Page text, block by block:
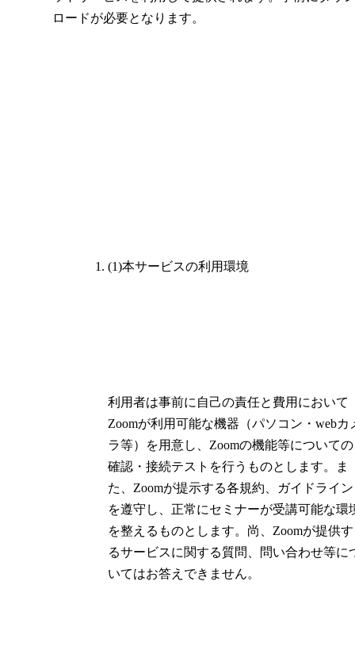
ロードが必要となります。
(1)本サービスの利用環境
利用者は事前に自己の責任と費用において
Zoomが利用可能な機器（パソコン・webカ
ラ等）を用意し、Zoomの機能等についての
確認・接続テストを行うものとします。ま
た、Zoomが提示する各規約、ガイドライン
を遵守し、正常にセミナーが受講可能な環
を整えるものとします。尚、Zoomが提供す
るサービスに関する質問、問い合わせ等に
いてはお答えできません。